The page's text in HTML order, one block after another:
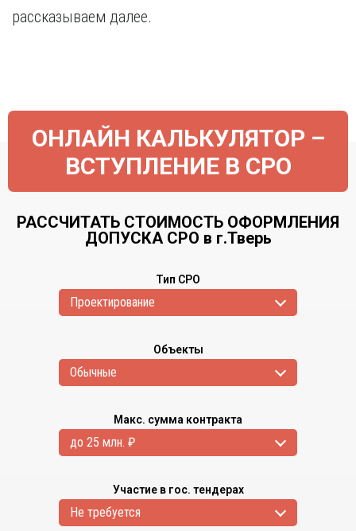
рассказываем далее.
ОНЛАЙН КАЛЬКУЛЯТОР –
ВСТУПЛЕНИЕ В СРО
РАССЧИТАТЬ СТОИМОСТЬ ОФОРМЛЕНИЯ
ДОПУСКА СРО в г.Тверь
Тип СРО
Проектирование
Объекты
Обычные
Макс. сумма контракта
до 25 млн. ₽
Участие в гос. тендерах
Не требуется